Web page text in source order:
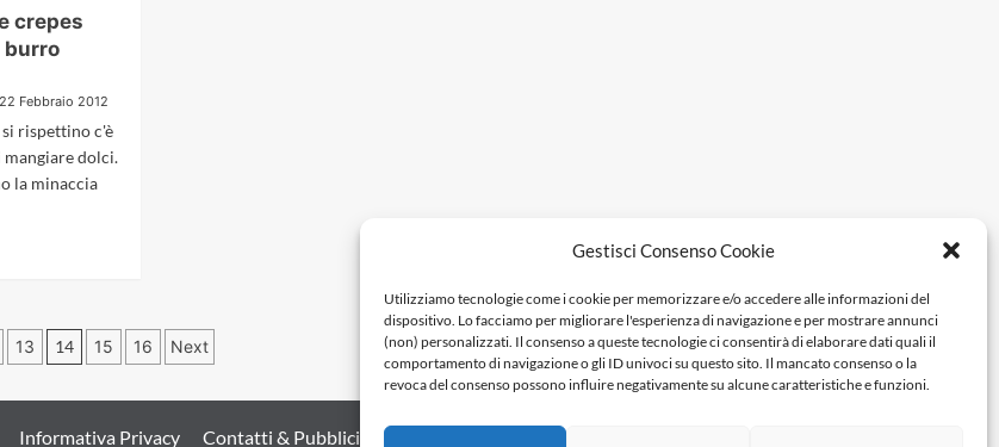
Gestisci Consenso Cookie
Utilizziamo tecnologie come i cookie per memorizzare e/o accedere alle informazioni del
dispositivo. Lo facciamo per migliorare l'esperienza di navigazione e per mostrare annunci
(non) personalizzati. Il consenso a queste tecnologie ci consentirà di elaborare dati quali il
comportamento di navigazione o gli ID univoci su questo sito. Il mancato consenso o la
revoca del consenso possono influire negativamente su alcune caratteristiche e funzioni.
crepes
burro
Febbraio 2012
rispettino c'è
dolci.
la minaccia
13 14 15 16 Next
Informativa Privacy Contatti & Pubblicità